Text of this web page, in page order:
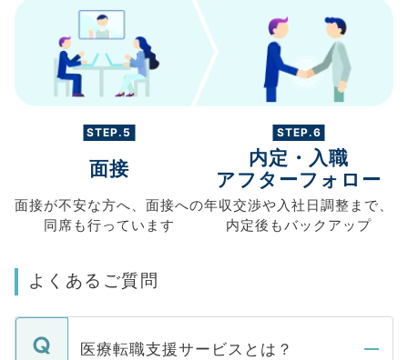
STEP.5
面接
面接が不安な方へ、 面接への
同席も行っています
STEP.6
内定・入職
アフターフォロー
年収交渉や入社日調整まで、
内定後もバックアップ
よくあるご質問
医療転職支援サービスとは？